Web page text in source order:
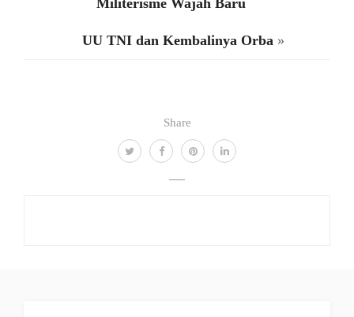
Share
UU TNI dan Kembalinya Orba »